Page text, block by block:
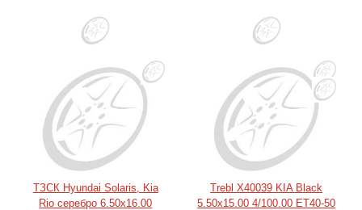
ТЗСК Hyundai Solaris, Kia
Rio серебро 6.50x16.00
Trebl X40039 KIA Black
5.50x15.00 4/100.00 ET40-50